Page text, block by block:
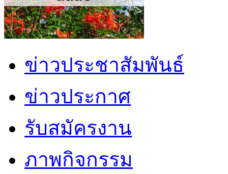
ข่าวประชาสัมพันธ์
ข่าวประกาศ
รับสมัครงาน
ภาพกิจกรรม